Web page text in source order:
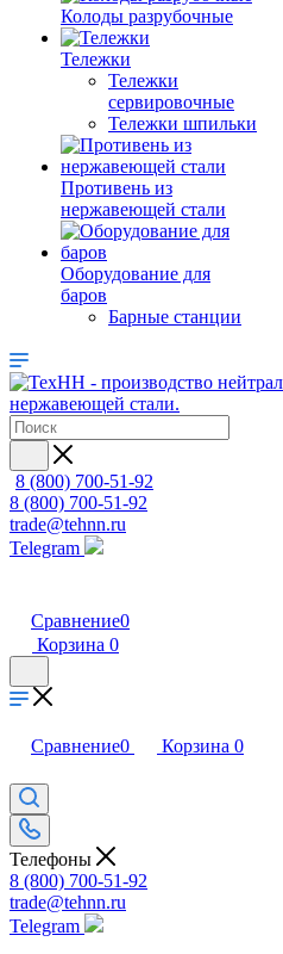
Колоды разрубочные
Тележки
Тележки
сервировочные
Тележки шпильки
Противень из
нержавеющей стали
Оборудование для
баров
Барные станции
8 (800) 700-51-92
8 (800) 700-51-92
trade@tehnn.ru
Telegram
Сравнение0
Корзина 0
Сравнение0 Корзина 0
Телефоны
8 (800) 700-51-92
trade@tehnn.ru
Telegram